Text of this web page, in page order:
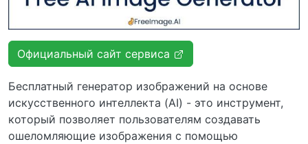
Официальный сайт сервиса
Бесплатный генератор изображений на основе
искусственного интеллекта (AI) - это инструмент,
который позволяет пользователям создавать
ошеломляющие изображения с помощью